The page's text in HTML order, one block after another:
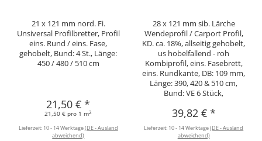
21 x 121 mm nord. Fi.
Unsiversal Profilbretter, Profil
eins. Rund / eins. Fase,
gehobelt, Bund: 4 St., Länge:
450 / 480 / 510 cm
21,50 €*
21,50 € pro 1 m2
Lieferzeit: 10 - 14 Werktage(DE - Ausland
abweichend)
28 x 121 mm sib. Lärche
Wendeprofil / Carport Profil,
KD. ca. 18%, allseitig gehobelt,
us hobelfallend - roh
Kombiprofil, eins. Fasebrett,
eins. Rundkante, DB: 109 mm,
Länge: 390, 420 & 510 cm,
Bund: VE 6 Stück,
39,82 € *
Lieferzeit: 10 - 14 Werktage(DE - Ausland
abweichend)